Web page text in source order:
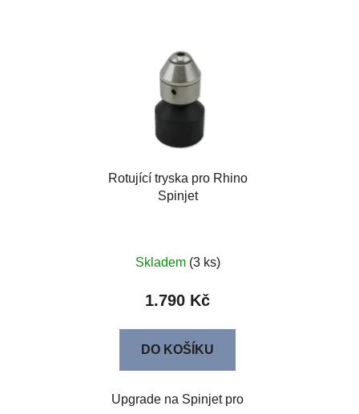
Rotující tryska pro Rhino
Spinjet
Skladem (3 ks)
1.790 Kč
DO KOŠÍKU
Upgrade na Spinjet pro